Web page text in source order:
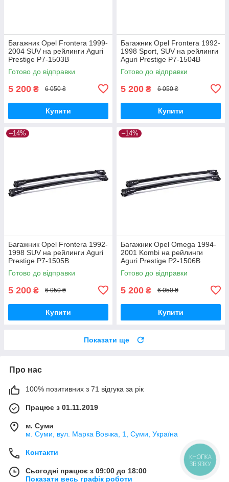
Багажник Opel Frontera 1999-
2004 SUV на рейлинги Aguri
Prestige P7-1503B
Готово до відправки
5 200 ₴ 6 050 ₴
Купити
Багажник Opel Frontera 1992-
1998 Sport, SUV на рейлинги
Aguri Prestige P7-1504B
Готово до відправки
5 200 ₴ 6 050 ₴
Купити
–14%
Багажник Opel Frontera 1992-
1998 SUV на рейлинги Aguri
Prestige P7-1505B
Готово до відправки
5 200 ₴ 6 050 ₴
Купити
–14%
Багажник Opel Omega 1994-
2001 Kombi на рейлинги
Aguri Prestige P2-1506B
Готово до відправки
5 200 ₴ 6 050 ₴
Купити
Показати ще
Про нас
100% позитивних з 71 відгука за рік
Працює з 01.11.2019
м. Суми
м. Суми, вул. Марка Вовчка, 1, Суми, Україна
Контакти
Сьогодні працює з 09:00 до 18:00
Показати весь графік роботи
КНОПКА
ЗВ'ЯЗКУ